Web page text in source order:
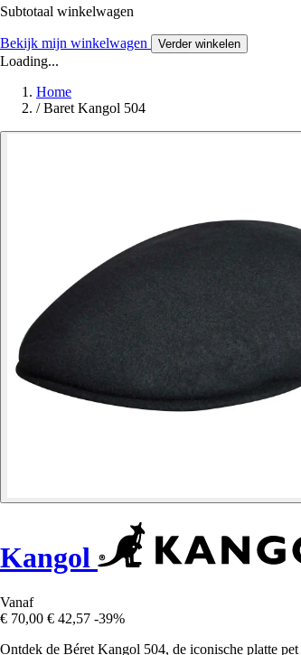
Subtotaal winkelwagen
Bekijk mijn winkelwagen Verder winkelen
Loading...
Home
/ Baret Kangol 504
Kangol
Vanaf
€ 70,00 € 42,57 -39%
Ontdek de Béret Kangol 504, de iconische platte